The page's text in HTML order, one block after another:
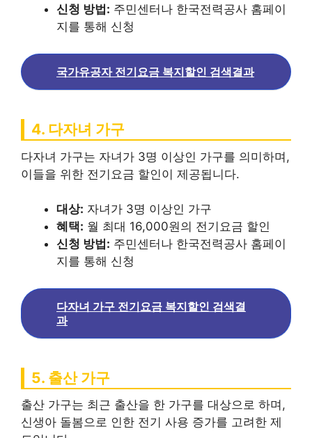
신청 방법: 주민센터나 한국전력공사 홈페이
지를 통해 신청
국가유공자 전기요금 복지할인 검색결과
4. 다자녀 가구
다자녀 가구는 자녀가 3명 이상인 가구를 의미하며,
이들을 위한 전기요금 할인이 제공됩니다.
대상: 자녀가 3명 이상인 가구
혜택: 월 최대 16,000원의 전기요금 할인
신청 방법: 주민센터나 한국전력공사 홈페이
지를 통해 신청
다자녀 가구 전기요금 복지할인 검색결
과
5. 출산 가구
출산 가구는 최근 출산을 한 가구를 대상으로 하며,
신생아 돌봄으로 인한 전기 사용 증가를 고려한 제